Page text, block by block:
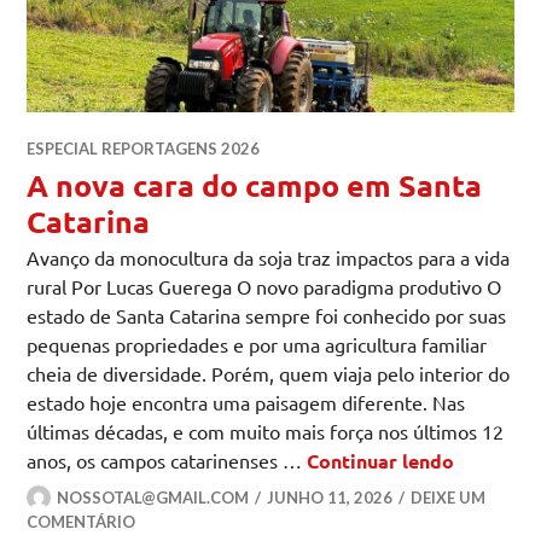
ESPECIAL REPORTAGENS 2026
A nova cara do campo em Santa
Catarina
Avanço da monocultura da soja traz impactos para a vida
rural Por Lucas Guerega O novo paradigma produtivo O
estado de Santa Catarina sempre foi conhecido por suas
pequenas propriedades e por uma agricultura familiar
cheia de diversidade. Porém, quem viaja pelo interior do
estado hoje encontra uma paisagem diferente. Nas
últimas décadas, e com muito mais força nos últimos 12
anos, os campos catarinenses …Continuar lendo
NOSSOTAL@GMAIL.COM JUNHO 11, 2026
DEIXE UM
COMENTÁRIO